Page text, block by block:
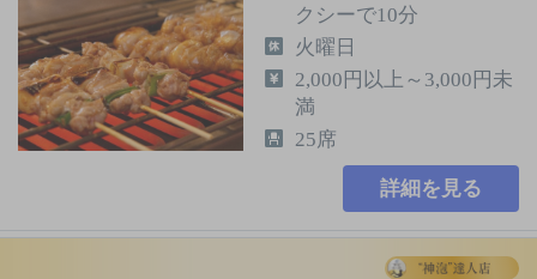
クシーで10分
火曜日
2,000円以上～3,000円未
満
25席
詳細を見る